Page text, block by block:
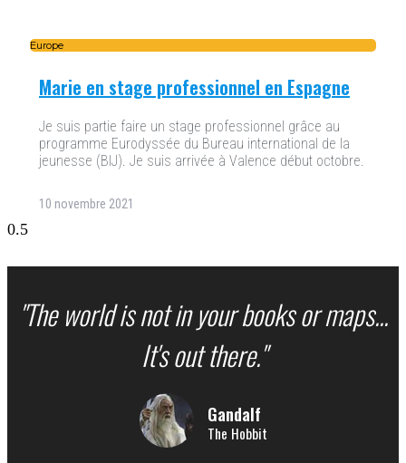
Europe
Marie en stage professionnel en Espagne
Je suis partie faire un stage professionnel grâce au
programme Eurodyssée du Bureau international de la
jeunesse (BIJ). Je suis arrivée à Valence début octobre.
10 novembre 2021
"The world is not in your books or maps...
It's out there."
Gandalf
The Hobbit